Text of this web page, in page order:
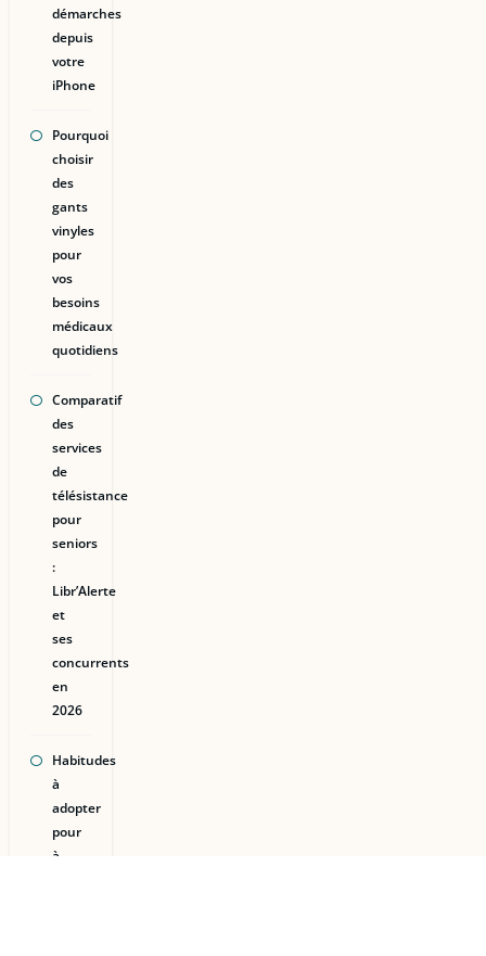
démarches
depuis
votre
iPhone
Pourquoi
choisir
des
gants
vinyles
pour
vos
besoins
médicaux
quotidiens
Comparatif
des
services
de
télésistance
pour
seniors
:
Libr’Alerte
et
ses
concurrents
en
2026
Habitudes
à
adopter
pour
à